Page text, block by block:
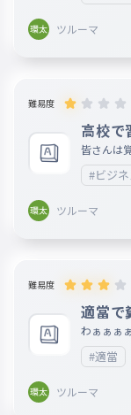
退会し
スプラ
となります
開催中🎉
＞それ
私の
ツルーマ
難易度
高校で
皆さんは
#ビジネ
ツルーマ
難易度
適當で
わぁぁぁ
っっ！！
#適當
ツルーマ